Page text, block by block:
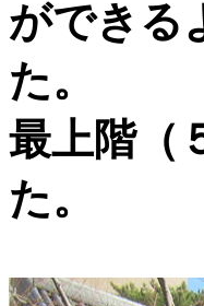
ができる
た。
最上階（
た。